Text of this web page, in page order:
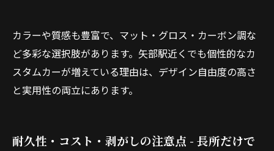
カラーや質感も豊富で、マット・グロス・カーボン調な
ど多彩な選択肢があります。矢部駅近くでも個性的なカ
スタムカーが増えている理由は、デザイン自由度の高さ
と実用性の両立にあります。
耐久性・コスト・剥がしの注意点 - 長所だけで